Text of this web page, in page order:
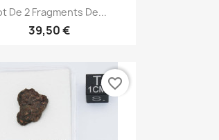
Aperçu rapide
De 2 Fragments De...
39,50 €
favorite_border